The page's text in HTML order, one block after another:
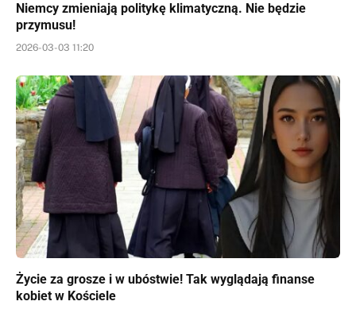
Niemcy zmieniają politykę klimatyczną. Nie będzie
przymusu!
2026-03-03 11:20
Życie za grosze i w ubóstwie! Tak wyglądają finanse
kobiet w Kościele